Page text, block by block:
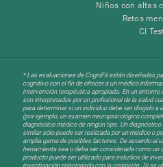
Niños con altas
Retos
CI
* Las evaluaciones de CogniFit están diseñadas
cognitivo con el fin de ofrecer a un médico
intervención terapéutica apropiada. En un
son interpretados por un profesional de la salud
para determinar si un individuo debe ser dirigido
(por ejemplo, un examen neuropsicológico
diagnóstico médico de ningún tipo. Un
similar sólo puede ser realizada por un médico o
amplia gama de posibles factores. De acuerdo al
herramienta sea o deba ser considerada como un
producto puede ser utilizado para estudios de
investigación relacionado con la cognición. Si se